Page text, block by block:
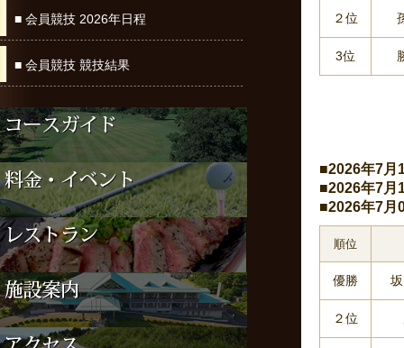
■ 会員競技 2026年日程
■ 会員競技 競技結果
２位
3位
■2026年7
■2026年7
■2026年7
順位
優勝
２位